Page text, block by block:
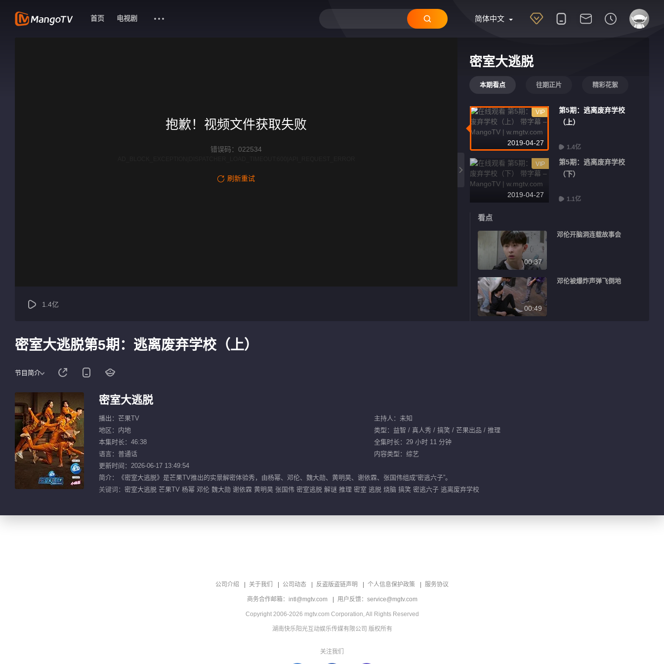
简体中文
首页 电视剧
密室大逃脱
本期看点 往期正片 精彩花絮
2019-04-27
VIP
第5期：逃离废弃学校
（上）
1.4亿
2019-04-27
VIP
第5期：逃离废弃学校
（下）
1.1亿
看点
00:37
邓伦开脑洞连载故事会
00:49
邓伦被爆炸声弹飞倒地
抱歉！视频文件获取失败
错误码：022534
刷新重试
1.4亿
密室大逃脱第5期：逃离废弃学校（上）
节目简介
密室大逃脱
播出：芒果TV
主持人：未知
地区：内地
类型：益智 / 真人秀 / 搞笑 / 芒果出品 / 推理
本集时长：46:38
全集时长：29 小时 11 分钟
语言：普通话
内容类型：综艺
更新时间：2026-06-17 13:49:54
简介：《密室大逃脱》是芒果TV推出的实景解密体验秀，由杨幂、邓伦、魏大勋、黄明昊、谢依霖、张国伟组成“密逃六子”。
关键词： 密室大逃脱 芒果TV 杨幂 邓伦 魏大勋 谢依霖 黄明昊 张国伟 密室逃脱 解谜 推理 密室 逃脱 烧脑 搞笑 密逃六子 逃离废弃学校
公司介绍 关于我们 公司动态 反盗版盗链声明 个人信息保护政策 服务协议
商务合作邮箱：intl@mgtv.com 用户反馈：service@mgtv.com
Copyright 2006-2026 mgtv.com Corporation, All Rights Reserved
湖南快乐阳光互动娱乐传媒有限公司 版权所有
关注我们